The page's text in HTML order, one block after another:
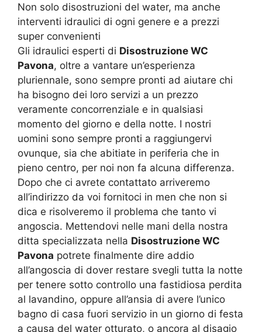
Non solo disostruzioni del water, ma anche
interventi idraulici di ogni genere e a prezzi
super convenienti
Gli idraulici esperti di Disostruzione WC
Pavona, oltre a vantare un’esperienza
pluriennale, sono sempre pronti ad aiutare chi
ha bisogno dei loro servizi a un prezzo
veramente concorrenziale e in qualsiasi
momento del giorno e della notte. I nostri
uomini sono sempre pronti a raggiungervi
ovunque, sia che abitiate in periferia che in
pieno centro, per noi non fa alcuna differenza.
Dopo che ci avrete contattato arriveremo
all’indirizzo da voi fornitoci in men che non si
dica e risolveremo il problema che tanto vi
angoscia. Mettendovi nelle mani della nostra
ditta specializzata nella Disostruzione WC
Pavona potrete finalmente dire addio
all’angoscia di dover restare svegli tutta la notte
per tenere sotto controllo una fastidiosa perdita
al lavandino, oppure all’ansia di avere l’unico
bagno di casa fuori servizio in un giorno di festa
a causa del water otturato, o ancora al disagio